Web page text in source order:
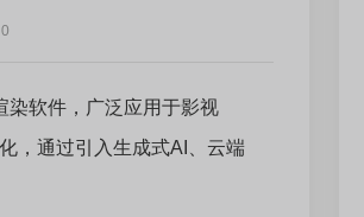
0
染软件，广泛应用于影视
，通过引入生成式AI、云端